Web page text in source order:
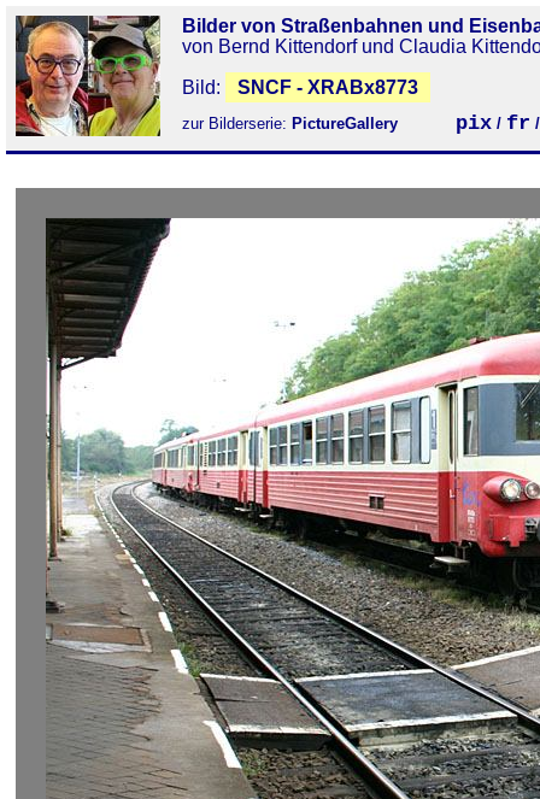
Bilder von Straßenbahnen und
von Bernd Kittendorf und Claudia
Bild:
SNCF - XRABx8773
zur Bilderserie: PictureGallery pix / fr